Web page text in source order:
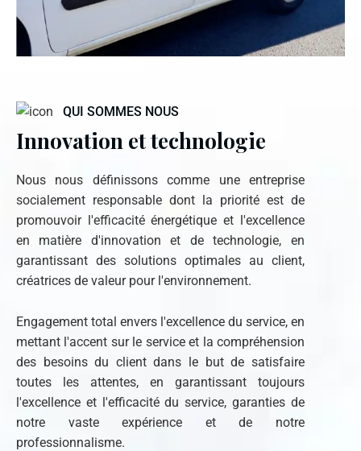
QUI SOMMES NOUS
Innovation et technologie
Nous nous définissons comme une entreprise
socialement responsable dont la priorité est de
promouvoir l'efficacité énergétique et l'excellence
en matière d'innovation et de technologie, en
garantissant des solutions optimales au client,
créatrices de valeur pour l'environnement.
Engagement total envers l'excellence du service, en
mettant l'accent sur le service et la compréhension
des besoins du client dans le but de satisfaire
toutes les attentes, en garantissant toujours
l'excellence et l'efficacité du service, garanties de
notre vaste expérience et de notre
professionnalisme.